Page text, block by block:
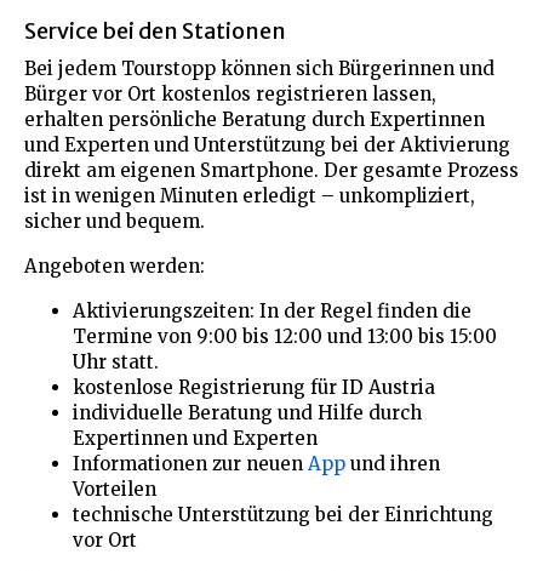
Service bei den Stationen
Bei jedem Tourstopp können sich Bürgerinnen und
Bürger vor Ort kostenlos registrieren lassen,
erhalten persönliche Beratung durch Expertinnen
und Experten und Unterstützung bei der Aktivierung
direkt am eigenen Smartphone. Der gesamte Prozess
ist in wenigen Minuten erledigt – unkompliziert,
sicher und bequem.
Angeboten werden:
Aktivierungszeiten: In der Regel finden die
Termine von 9:00 bis 12:00 und 13:00 bis 15:00
Uhr statt.
kostenlose Registrierung für ID Austria
individuelle Beratung und Hilfe durch
Expertinnen und Experten
Informationen zur neuen App und ihren
Vorteilen
technische Unterstützung bei der Einrichtung
vor Ort